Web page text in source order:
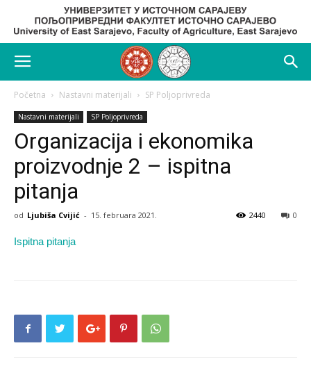
Početna Nastavni materijali SP Poljoprivreda
Nastavni materijali SP Poljoprivreda
Organizacija i ekonomika
proizvodnje 2 – ispitna
pitanja
od Ljubiša Cvijić - 15. februara 2021. 0
2440
Ispitna pitanja